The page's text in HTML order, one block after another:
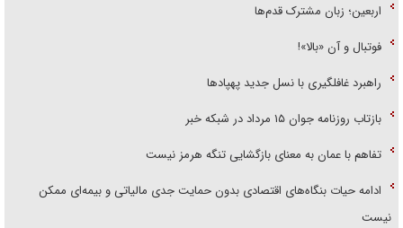
اربعین؛ زبان مشترک قدم‌ها
فوتبال و آن «بالا»!
راهبرد غافلگیری با نسل جدید پهپاد‌ها
بازتاب روزنامه جوان ۱۵ مرداد در شبکه خبر
تفاهم با عمان به معنای بازگشایی تنگه هرمز نیست
ادامه حیات بنگاه‌های اقتصادی بدون حمایت جدی مالیاتی و بیمه‌ای ممکن
نیست